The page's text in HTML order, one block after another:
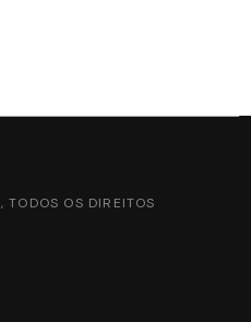
, TODOS OS DIREITOS